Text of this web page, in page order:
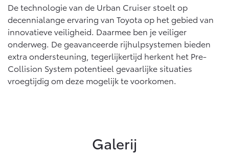
De technologie van de Urban Cruiser stoelt op
decennialange ervaring van Toyota op het gebied van
innovatieve veiligheid. Daarmee ben je veiliger
onderweg. De geavanceerde rijhulpsystemen bieden
extra ondersteuning, tegerlijkertijd herkent het Pre-
Collision System potentieel gevaarlijke situaties
vroegtijdig om deze mogelijk te voorkomen.
Galerij